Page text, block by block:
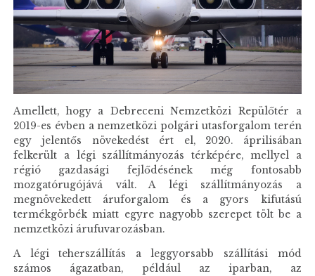
Amellett, hogy a Debreceni Nemzetközi Repülőtér a
2019-es évben a nemzetközi polgári utasforgalom terén
egy jelentős növekedést ért el, 2020. áprilisában
felkerült a légi szállítmányozás térképére, mellyel a
régió gazdasági fejlődésének még fontosabb
mozgatórugójává vált. A légi szállítmányozás a
megnövekedett áruforgalom és a gyors kifutású
termékgörbék miatt egyre nagyobb szerepet tölt be a
nemzetközi árufuvarozásban.
A légi teherszállítás a leggyorsabb szállítási mód
számos ágazatban, például az iparban, az